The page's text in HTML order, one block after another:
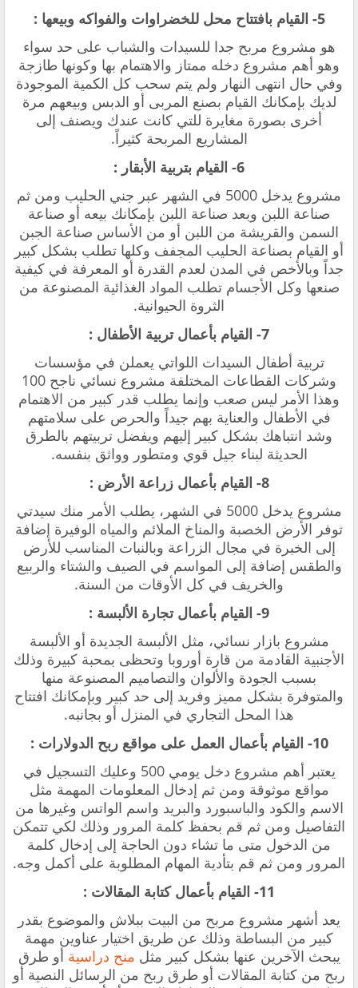
5- القيام بافتتاح محل للخضراوات والفواكه وبيعها :
هو مشروع مربح جدا للسيدات والشباب على حد سواء
وهو أهم مشروع دخله ممتاز والاهتمام بها وكونها طازجة
وفي حال انتهى النهار ولم يتم سحب كل الكمية الموجودة
لديك بإمكانك القيام بصنع المربى أو الدبس وبيعهم مرة
أخرى بصورة مغايرة للتي كانت عندك ويصنف إلى
المشاريع المربحة كثيراً.
6- القيام بتربية الأبقار :
مشروع يدخل 5000 في الشهر عبر جني الحليب ومن ثم
صناعة اللبن وبعد صناعة اللبن بإمكانك بيعه أو صناعة
السمن والقريشة من اللبن أو من الأساس صناعة الجبن
أو القيام بصناعة الحليب المجفف وكلها تطلب بشكل كبير
جداً وبالأخص في المدن لعدم القدرة أو المعرفة في كيفية
صنعها وكل الأجسام تطلب المواد الغذائية المصنوعة من
الثروة الحيوانية.
7- القيام بأعمال تربية الأطفال :
تربية أطفال السيدات اللواتي يعملن في مؤسسات
وشركات القطاعات المختلفة مشروع نسائي ناجح 100
وهذا الأمر ليس صعب وإنما يطلب قدر كبير من الاهتمام
في الأطفال والعناية بهم جيداً والحرص على سلامتهم
وشد انتباهك بشكل كبير إليهم ويفضل تربيتهم بالطرق
الحديثة لبناء جيل قوي ومتطور وواثق بنفسه.
8- القيام بأعمال زراعة الأرض :
مشروع يدخل 5000 في الشهر، يطلب الأمر منك سيدتي
توفر الأرض الخصبة والمناخ الملائم والمياه الوفيرة إضافة
إلى الخبرة في مجال الزراعة وبالنبات المناسب للأرض
والطقس إضافة إلى المواسم في الصيف والشتاء والربيع
والخريف في كل الأوقات من السنة.
9- القيام بأعمال تجارة الألبسة :
مشروع بازار نسائي، مثل الألبسة الجديدة أو الألبسة
الأجنبية القادمة من قارة أوروبا وتحظى بمحبة كبيرة وذلك
بسبب الجودة والألوان والتصاميم المصنوعة منها
والمتوفرة بشكل مميز وفريد إلى حد كبير وبإمكانك افتتاح
هذا المحل التجاري في المنزل أو بجانبه.
10- القيام بأعمال العمل على مواقع ربح الدولارات :
يعتبر أهم مشروع دخل يومي 500 وعليك التسجيل في
مواقع موثوقة ومن ثم إدخال المعلومات المهمة مثل
الاسم والكود والباسبورد والبريد واسم الواتس وغيرها من
التفاصيل ومن ثم قم بحفظ كلمة المرور وذلك لكي تتمكن
من الدخول متى ما تشاء دون الحاجة إلى إدخال كلمة
المرور ومن ثم قم بتأدية المهام المطلوبة على أكمل وجه.
11- القيام بأعمال كتابة المقالات :
يعد أشهر مشروع مربح من البيت ببلاش والموضوع بقدر
كبير من البساطة وذلك عن طريق اختيار عناوين مهمة
يبحث الآخرين عنها بشكل كبير مثل منح دراسية أو طرق
ربح من كتابة المقالات أو طرق ربح من الرسائل النصية أو